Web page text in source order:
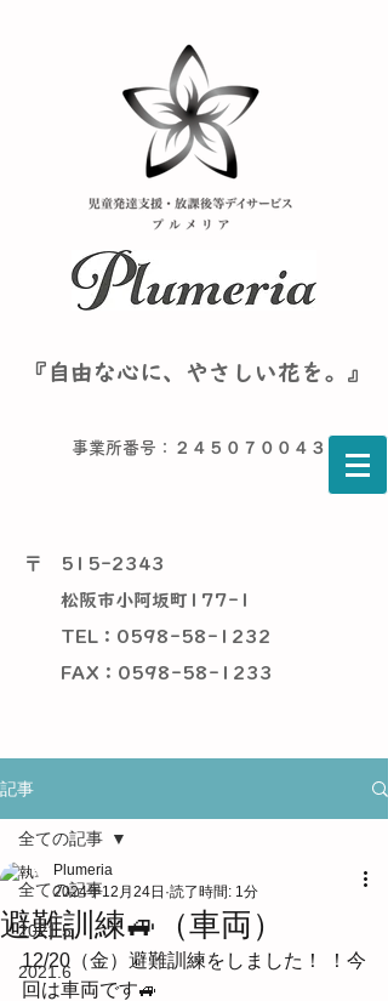
『自由な心に、やさしい花を。』
事業所番号：２４５０７００４３６
〒
515-2343
松阪市小阿坂町177-1
TEL：0598-58-1232
​ FAX：0598-58-1233
記事
全ての記事
2021.5
2021.6
全ての記事
避難訓練🚙（車両）
Plumeria
2024年12月24日 読了時間: 1分
12/20（金）避難訓練をしました！ ！今
回は車両です🚙